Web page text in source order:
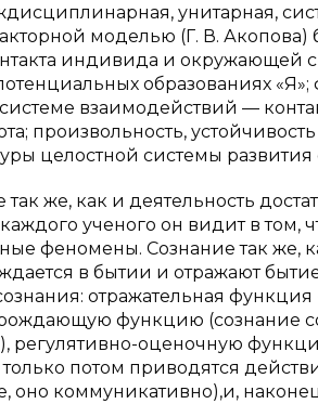
унитарная,
моделью (Г. В.
индивида и окружающей
образованиях
взаимодействий —
произвольность,
целостной системы развития
же, как и деятельность
ученого он видит в том,
феномены. Сознание так же,
в бытии и отражают
отражательная
функцию (сознание
регулятивно-оценочную
потом приводятся
оно коммуникативно),и,